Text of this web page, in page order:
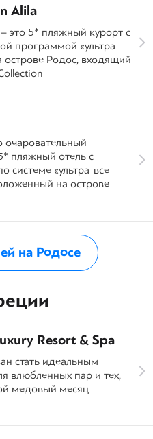
Alila
это 5* пляжный курорт с
программой «ультра-
острове Родос, входящий
очаровательный
пляжный отель с
системе «ультра-все
на острове
на Родосе
Resort & Spa
стать идеальным
влюбленных пар и тех,
медовый месяц